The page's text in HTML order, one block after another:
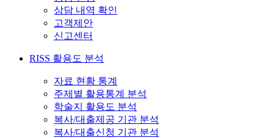
상담 내역 확인
고객제안
신고센터
RISS 활용도 분석
자료 현황 통계
주제별 활용통계 분석
학술지 활용도 분석
복사/대출제공 기관 분석
복사/대출신청 기관 분석